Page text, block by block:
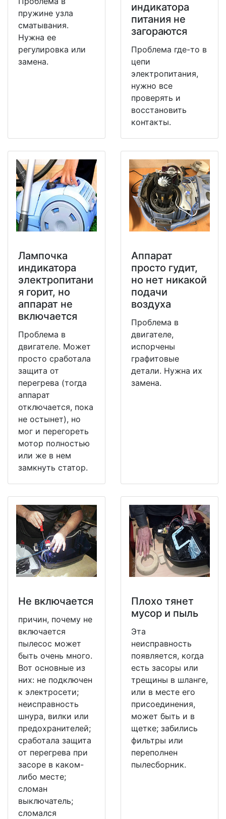
пружине узла
сматывания.
Нужна ее
регулировка или
замена.
индикатора
питания не
загораются
Проблема где-то в
цепи
электропитания,
нужно все
проверять и
восстановить
контакты.
Лампочка
индикатора
электропитани
я горит, но
аппарат не
включается
Проблема в
двигателе. Может
просто сработала
защита от
перегрева (тогда
аппарат
отключается, пока
не остынет), но
мог и перегореть
мотор полностью
или же в нем
замкнуть статор.
Аппарат
просто гудит,
но нет никакой
подачи
воздуха
Проблема в
двигателе,
испорчены
графитовые
детали. Нужна их
замена.
Не включается
причин, почему не
включается
пылесос может
быть очень много.
Вот основные из
них: не подключен
к электросети;
неисправность
шнура, вилки или
предохранителей;
сработала защита
от перегрева при
засоре в каком-
либо месте;
сломан
выключатель;
сломался
Плохо тянет
мусор и пыль
Эта
неисправность
появляется, когда
есть засоры или
трещины в шланге,
или в месте его
присоединения,
может быть и в
щетке; забились
фильтры или
переполнен
пылесборник.